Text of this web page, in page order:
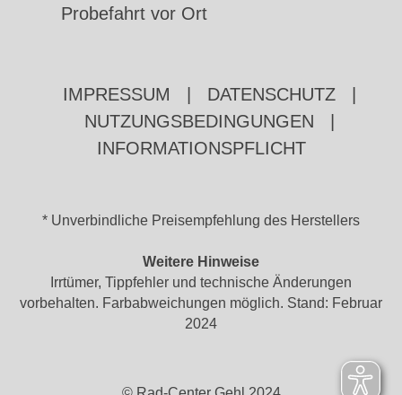
Probefahrt vor Ort
IMPRESSUM DATENSCHUTZ
NUTZUNGSBEDINGUNGEN
INFORMATIONSPFLICHT
* Unverbindliche Preisempfehlung des Herstellers
Weitere Hinweise
Irrtümer, Tippfehler und technische Änderungen
vorbehalten. Farbabweichungen möglich. Stand: Februar
2024